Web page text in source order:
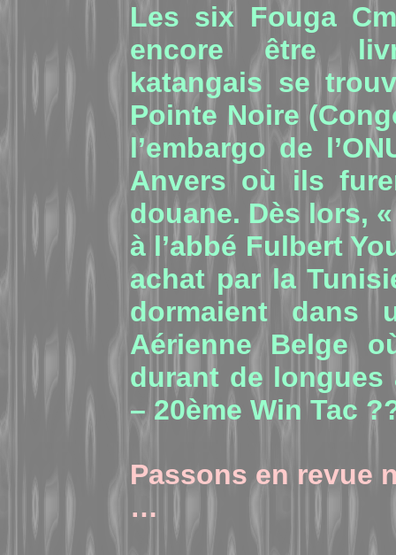
Les six Fouga
encore être
katangais se
Pointe Noire
l’embargo de
Anvers où ils
douane. Dès lors,
à l’abbé Fulbert
achat par la
dormaient dans
Aérienne Belge
durant de longues
– 20ème Win Tac
Passons en revue
…